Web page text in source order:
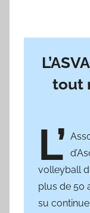
tout
L’
volleyball
plus de 50
su